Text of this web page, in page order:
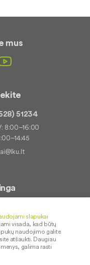
mus
51234
8:00–16:00
normos
teikimo sąlygos ir
slapukai
visada, kad būtų
naudojimo galite
atšaukti. Daugiau
galima rasti